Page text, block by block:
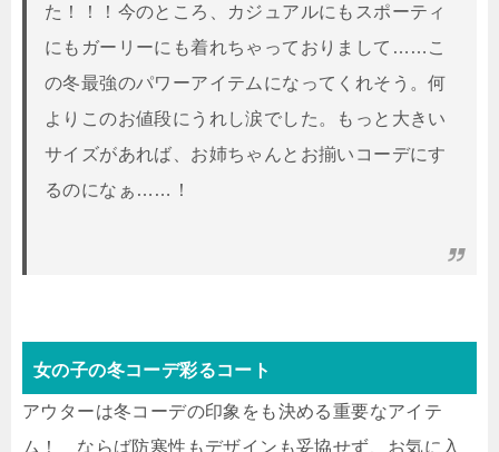
た！！！今のところ、カジュアルにもスポーティ
にもガーリーにも着れちゃっておりまして……こ
の冬最強のパワーアイテムになってくれそう。何
よりこのお値段にうれし涙でした。もっと大きい
サイズがあれば、お姉ちゃんとお揃いコーデにす
るのになぁ……！
女の子の冬コーデ彩るコート
アウターは冬コーデの印象をも決める重要なアイテ
ム！ ならば防寒性もデザインも妥協せず、お気に入